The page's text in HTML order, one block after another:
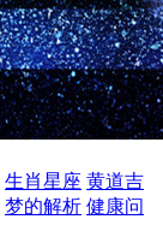
生肖星座 黄道吉
梦的解析 健康问